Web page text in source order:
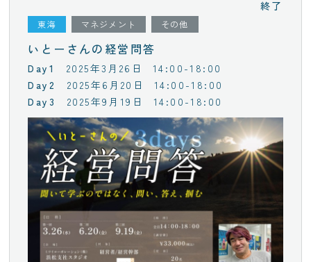
東海 マネジメント その他
いとーさんの経営問答
終了
2025年3月26日
14:00-18:00
2025年6月20日
14:00-18:00
2025年9月19日
14:00-18:00